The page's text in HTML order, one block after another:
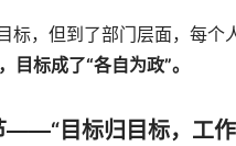
标，但到了部门层面，每
目标成了“各自为政”。
——“目标归目标，工作